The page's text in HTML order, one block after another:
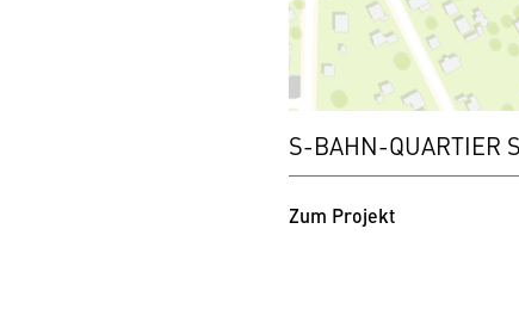
S-BAHN-QUARTIER
Zum Projekt